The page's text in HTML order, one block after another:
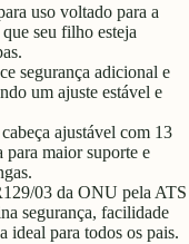
uso voltado para a
seu filho esteja
segurança adicional e
um ajuste estável e
ajustável com 13
para maior suporte e
03 da ONU pela ATS
segurança, facilidade
ideal para todos os pais.